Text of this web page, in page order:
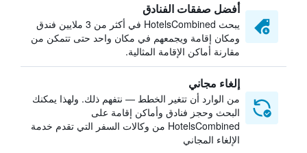
أفضل صفقات الفنادق
يبحث HotelsCombined في أكثر من 3 ملايين فندق
ومكان إقامة ويجمعهم في مكان واحد حتى تتمكن من
مقارنة أماكن الإقامة المثالية.
إلغاء مجاني
من الوارد أن تتغير الخطط — نتفهم ذلك. ولهذا يمكنك
البحث وحجز فنادق وأماكن إقامة على
HotelsCombined من وكالات السفر التي تقدم خدمة
الإلغاء المجاني